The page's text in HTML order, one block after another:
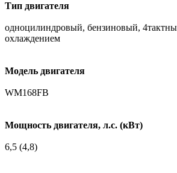
Тип двигателя
одноцилиндровый, бензиновый,
охлаждением
Модель двигателя
WM168FB
Мощность двигателя, л.с. (кВт)
6,5 (4,8)